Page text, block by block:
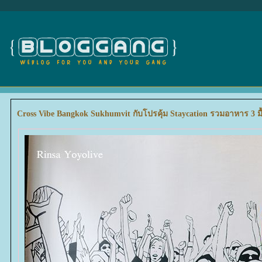
Cross Vibe Bangkok Sukhumvit กับโปรคุ้ม Staycation รวมอาหาร 3